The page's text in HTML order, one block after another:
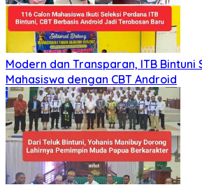
Modern dan Transparan, ITB Bintuni
Mahasiswa dengan CBT Android